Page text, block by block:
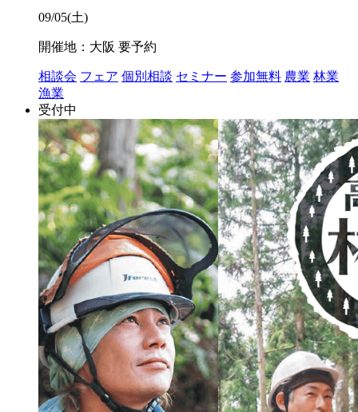
09/05(土)
開催地：大阪 要予約
相談会 フェア 個別相談 セミナー 参加無料 農業 林業
漁業
受付中